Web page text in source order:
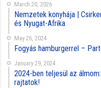
March 20, 2026
Nemzetek konyhája |
és Nyugat-Afrika
May 26, 2024
Fogyás hamburgerrel –
January 29, 2024
2024-ben teljesül az
rajtatok!